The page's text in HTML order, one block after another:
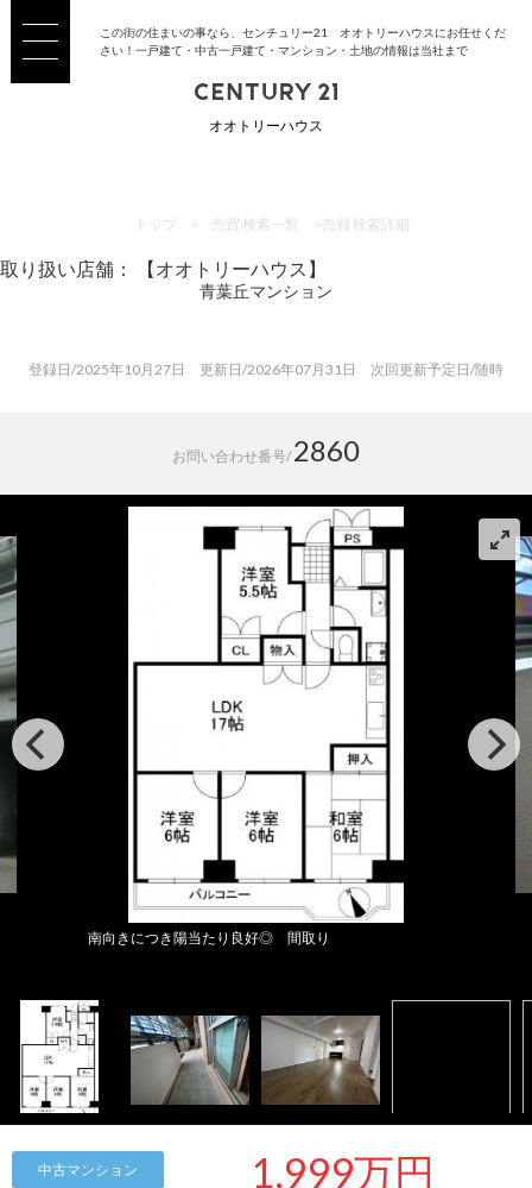
この街の住まいの事なら、センチュリー21 オオトリーハウスにお任せくだ
さい！一戸建て・中古一戸建て・マンション・土地の情報は当社まで
オオトリーハウス
トップ > 売買 検索一覧 > 売買 検索詳細
取り扱い店舗： 【オオトリーハウス】
青葉丘マンション
登録日/2025年10月27日 更新日/2026年07月31日 次回更新予定日/随時
お問い合わせ番号/2860
南向きにつき陽当たり良好◎ 間取り
中古マンション 1,999万円